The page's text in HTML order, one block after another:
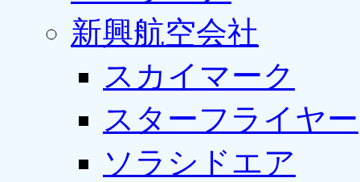
新興航空会社
スカイマーク
スターフライヤー
ソラシドエア